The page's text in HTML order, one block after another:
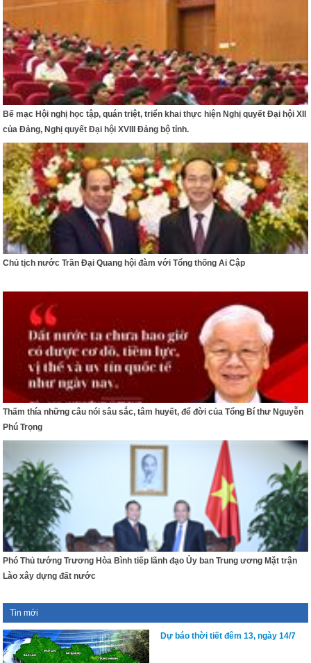
Bế mạc Hội nghị học tập, quán triệt, triển khai thực hiện Nghị quyết Đại hội XII
của Đảng, Nghị quyết Đại hội XVIII Đảng bộ tỉnh.
Chủ tịch nước Trần Đại Quang hội đàm với Tổng thống Ai Cập
Thấm thía những câu nói sâu sắc, tâm huyết, để đời của Tổng Bí thư Nguyễn
Phú Trọng
Phó Thủ tướng Trương Hòa Bình tiếp lãnh đạo Ủy ban Trung ương Mặt trận
Lào xây dựng đất nước
Tin mới
Dự báo thời tiết đêm 13, ngày 14/7